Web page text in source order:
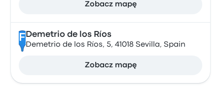
Zobacz mapę
F Demetrio de los Ríos
Demetrio de los Ríos, 5, 41018 Sevilla, Spain
Zobacz mapę